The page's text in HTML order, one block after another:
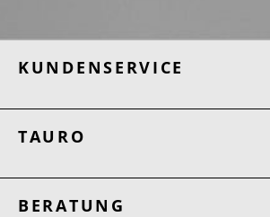
KUNDENSERVICE
TAURO
BERATUNG